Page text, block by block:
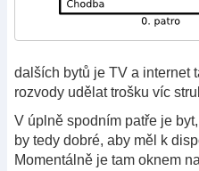
dalších bytů je TV a internet
rozvody udělat trošku víc
V úplně spodním patře je
by tedy dobré, aby měl k
Momentálně je tam oknem